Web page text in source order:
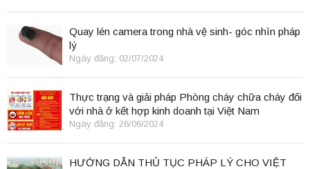
Quay lén camera trong nhà vệ sinh- góc nhìn pháp
lý
Ngày đăng: 02/07/2024
Thực trạng và giải pháp Phòng cháy chữa cháy đối
với nhà ở kết hợp kinh doanh tại Việt Nam
Ngày đăng: 26/06/2024
HƯỚNG DẪN THỦ TỤC PHÁP LÝ CHO VIỆT